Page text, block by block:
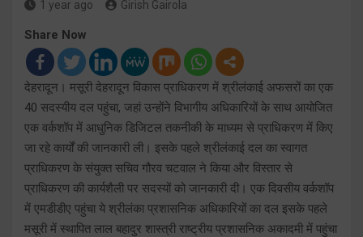
1 year ago Girish Gairola
Share Now
देहरादून। मसूरी देहरादून विकास प्राधिकरण में श्रीलंकाई अफसरों का एक
40 सदस्यीय दल पहुंचा, जहां उन्होंने विभागीय अधिकारियों के साथ आयोजित
एक वर्कशॉप में आधुनिक डिजिटल तकनीकी के माध्यम से प्राधिकरण में किए
जा रहे कार्यों की जानकारी ली। इसके पहले श्रीलंकाई दल का स्वागत
प्राधिकरण के संयुक्त सचिव गौरव चटवाल ने किया और विस्तार से
प्राधिकरण की कार्यशैली पर सदस्यों को जानकारी दी। एक दिवसीय वर्कशॉप
में एमडीडीए पहुंचा ये श्रीलंका प्रशासनिक अधिकारियों का दल इसके पहले
मसूरी में स्थापित लाल बहादुर शास्त्री राष्ट्रीय प्रशासनिक अकादमी में पहुंचा